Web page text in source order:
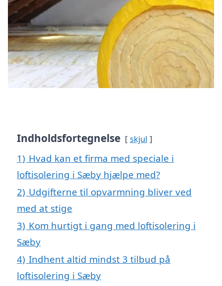
Indholdsfortegnelse skjul
1) Hvad kan et firma med speciale i
loftisolering i Sæby hjælpe med?
2) Udgifterne til opvarmning bliver ved
med at stige
3) Kom hurtigt i gang med loftisolering i
Sæby
4) Indhent altid mindst 3 tilbud på
loftisolering i Sæby